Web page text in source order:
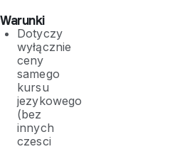
Warunki
Dotyczy
wyłącznie
ceny
samego
kursu
jezykowego
(bez
innych
czesci